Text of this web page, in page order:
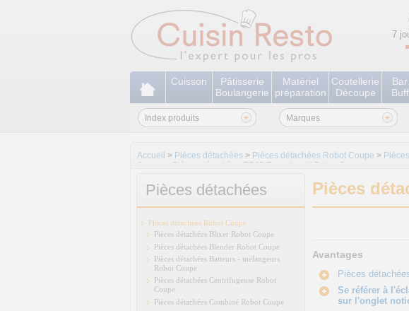
7
Cuisson
Pâtisserie
Boulangerie
Matériel
préparation
Coutellerie
Découpe
Marques
Index produits
Accueil > Pièces détachées > Pièces détachées Robot Coupe >
Coupe
Pièces détachées EP25 Tour abrasif Robot Coupe
Pièces détachées
Pièces détachées Robot Coupe
Pièces détachées Blixer Robot Coupe
Pièces détachées Blender Robot Coupe
Pièces détachées Batteurs - mélangeurs
Robot Coupe
Pièces détachées Centrifugeuse Robot
Coupe
Pièces détachées Combiné Robot Coupe
Pièces
Avantages
Pièces
Se référer à
sur l'onglet